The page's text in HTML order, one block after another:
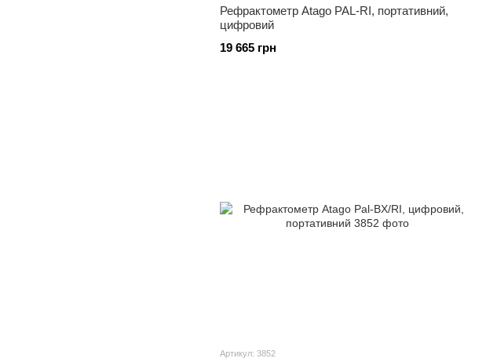
Рефрактометр Atago PAL-RI, портативний,
цифровий
19 665 грн
Артикул: 3852